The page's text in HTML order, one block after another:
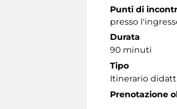
Punti di
presso
Durata
90 minuti
Tipo
Itinerario
Prenotazione